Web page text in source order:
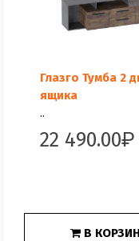
Глазго Тумба 2
ящика
..
22 490.00
В